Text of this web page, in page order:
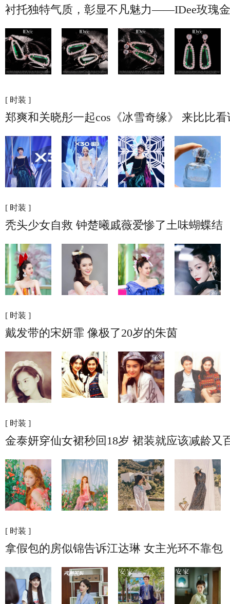
衬托独特气质，彰显不凡魅力——IDee玫瑰
[ 时装 ]
郑爽和关晓彤一起cos《冰雪奇缘》 来比比
[ 时装 ]
秃头少女自救 钟楚曦戚薇爱惨了土味蝴蝶结
[ 时装 ]
戴发带的宋妍霏 像极了20岁的朱茵
[ 时装 ]
金泰妍穿仙女裙秒回18岁 裙装就应该减龄又
[ 时装 ]
拿假包的房似锦告诉江达琳 女主光环不靠包